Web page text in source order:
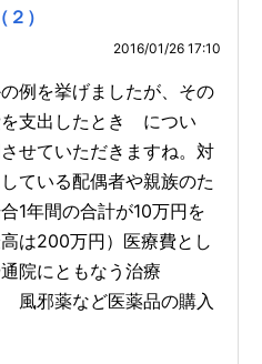
）
2016/01/26 17:10
例を挙げましたが、その
支出したとき につい
せていただきますね。対
ている配偶者や親族のた
1年間の合計が10万円を
は200万円）医療費とし
院にともなう治療
医薬品の購入